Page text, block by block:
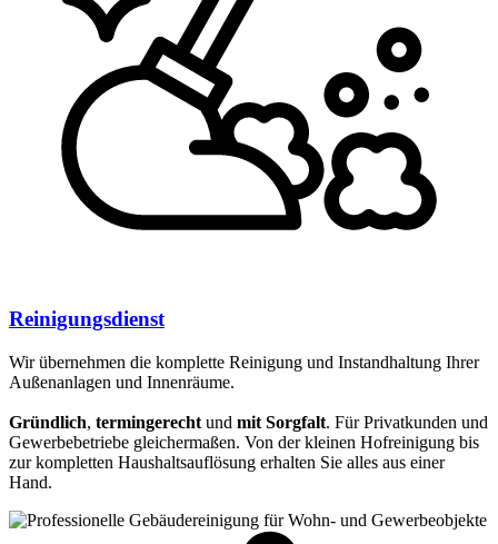
Reinigungsdienst
Wir übernehmen die komplette Reinigung und Instandhaltung Ihrer
Außenanlagen und Innenräume.
Gründlich, termingerecht und mit Sorgfalt. Für Privatkunden und
Gewerbebetriebe gleichermaßen. Von der kleinen Hofreinigung bis
zur kompletten Haushaltsauflösung erhalten Sie alles aus einer
Hand.